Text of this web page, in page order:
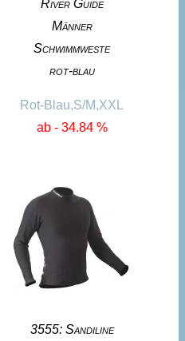
River Guide
Männer
Schwimmweste
rot-blau
Rot-Blau,S/M,XXL
ab - 34.84 %
3555: Sandiline